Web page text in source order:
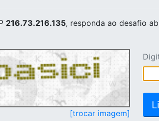
216.73.216.135, responda ao desafio
[trocar imagem]